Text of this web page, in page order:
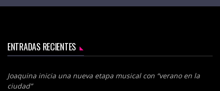
ENTRADAS RECIENTES
Joaquina inicia una nueva etapa musical con “verano en la
ciudad”